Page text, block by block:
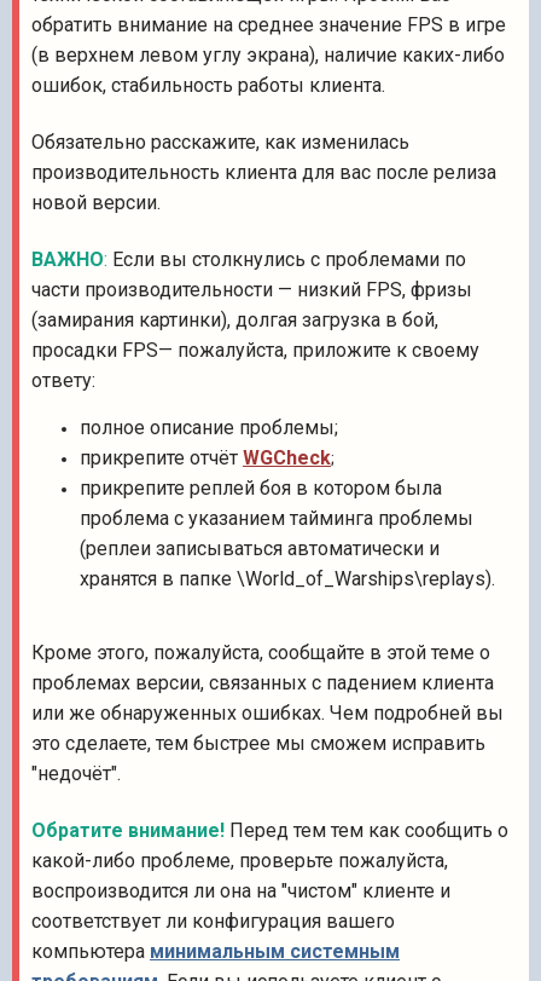
обратить внимание на среднее значение FPS в игре
(в верхнем левом углу экрана), наличие каких-либо
ошибок, стабильность работы клиента.
Обязательно расскажите, как изменилась
производительность клиента для вас после релиза
новой версии.
ВАЖНО: Если вы столкнулись с проблемами по
части производительности — низкий FPS, фризы
(замирания картинки), долгая загрузка в бой,
просадки FPS— пожалуйста, приложите к своему
ответу:
полное описание проблемы;
прикрепите отчёт WGCheck;
прикрепите реплей боя в котором была
проблема с указанием тайминга проблемы
(реплеи записываться автоматически и
хранятся в папке \World_of_Warships\replays).
Кроме этого, пожалуйста, сообщайте в этой теме о
проблемах версии, связанных с падением клиента
или же обнаруженных ошибках. Чем подробней вы
это сделаете, тем быстрее мы сможем исправить
"недочёт".
Обратите внимание! Перед тем тем как сообщить о
какой-либо проблеме, проверьте пожалуйста,
воспроизводится ли она на "чистом" клиенте и
соответствует ли конфигурация вашего
компьютера минимальным системным